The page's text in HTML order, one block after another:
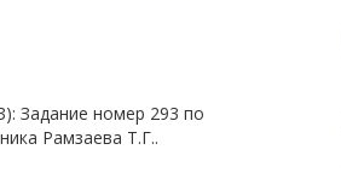
Задание номер 293 по
Рамзаева Т.Г..